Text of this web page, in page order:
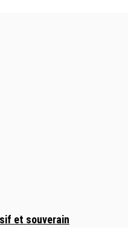
et souverain